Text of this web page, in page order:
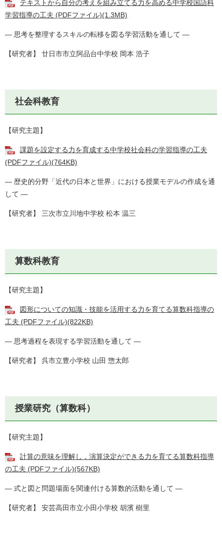
テキストから自分の考えを組み立てる力を高める中学校国語科
学習指導の工夫 (PDFファイル)(1.3MB)
― 思考を整理するスキルの転移を図る学習活動を通して ―
【研究者】 廿日市市立阿品台中学校 岡本 浩子
社会科教育
【研究主題】
課題を設定する力を育成する中学校社会科の学習指導の工夫
(PDFファイル)(764KB)
― 歴史的分野「近代の日本と世界」における授業モデルの作成を通
して ―
【研究者】 三次市立川地中学校 松本 温三
算数科教育
【研究主題】
図形についての知識・技能を活用する力を育てる算数科指導の
工夫 (PDFファイル)(822KB)
― 思考過程を表現する学習活動を通して ―
【研究者】 呉市立豊小学校 山田 惣太郎
授業研究（算数科）
【研究主題】
計算の意味を理解し，演算決定ができる力を育てる算数科指導
の工夫 (PDFファイル)(567KB)
― 式と図と問題場面を関連付ける算数的活動を通して ―
【研究者】 安芸高田市立小田小学校 胡濱 樹里